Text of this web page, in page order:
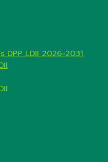
DPP LDII 2026-2031